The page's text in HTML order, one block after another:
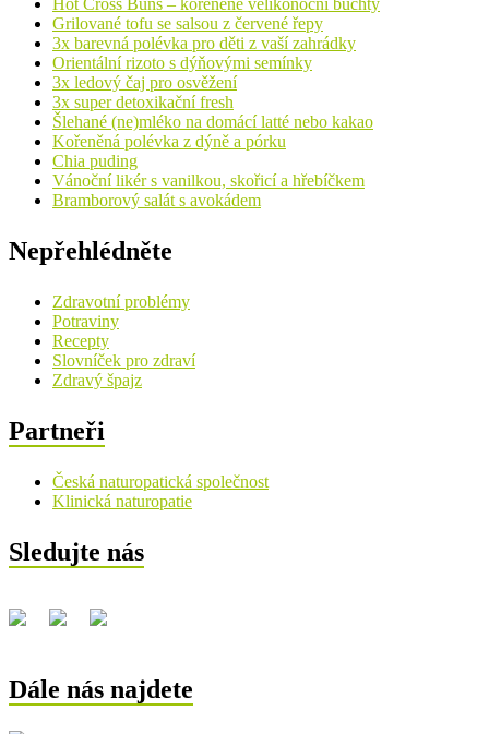
Hot Cross Buns – kořeněné velikonoční buchty
Grilované tofu se salsou z červené řepy
3x barevná polévka pro děti z vaší zahrádky
Orientální rizoto s dýňovými semínky
3x ledový čaj pro osvěžení
3x super detoxikační fresh
Šlehané (ne)mléko na domácí latté nebo kakao
Kořeněná polévka z dýně a pórku
Chia puding
Vánoční likér s vanilkou, skořicí a hřebíčkem
Bramborový salát s avokádem
Nepřehlédněte
Zdravotní problémy
Potraviny
Recepty
Slovníček pro zdraví
Zdravý špajz
Partneři
Česká naturopatická společnost
Klinická naturopatie
Sledujte nás
Dále nás najdete